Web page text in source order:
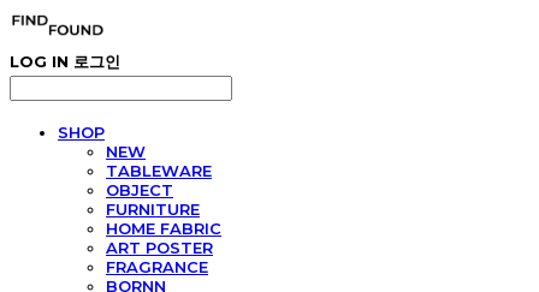
LOG IN 로그인
SHOP
NEW
TABLEWARE
OBJECT
FURNITURE
HOME FABRIC
ART POSTER
FRAGRANCE
BORNN